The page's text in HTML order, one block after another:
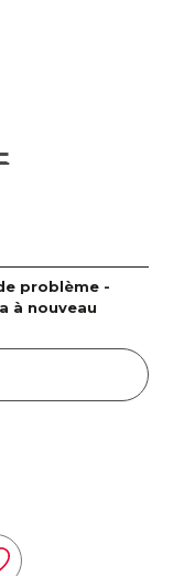
problème -
à nouveau